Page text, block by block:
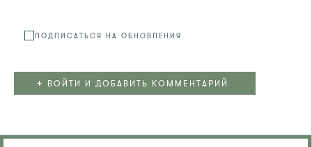
ПОДПИСАТЬСЯ НА ОБНОВЛЕНИЯ
+ ВОЙТИ И ДОБАВИТЬ КОММЕНТАРИЙ